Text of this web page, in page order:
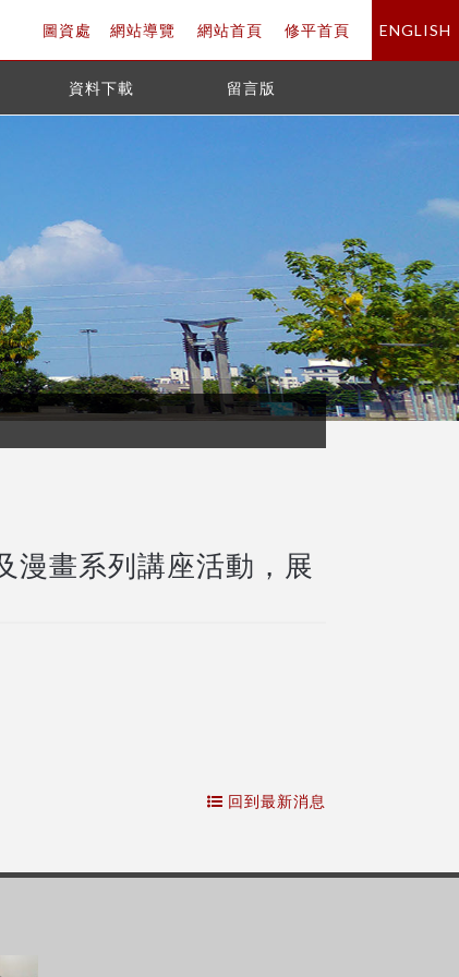
圖資處 網站導覽 網站首頁 修平首頁 ENGLISH
資料下載 留言版
漫畫系列講座活動，展
回到最新消息